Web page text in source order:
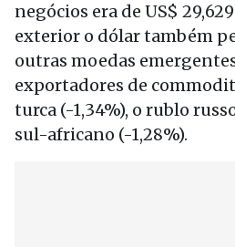
negócios era de US$
exterior o dólar também
outras moedas
exportadores de
turca (-1,34%), o rublo
sul-africano (-1,28%).